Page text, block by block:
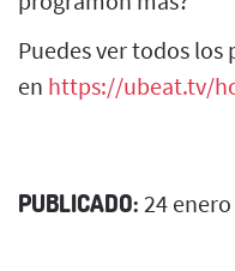
Puedes ver todos los
en https://ubeat.tv/
PUBLICADO: 24